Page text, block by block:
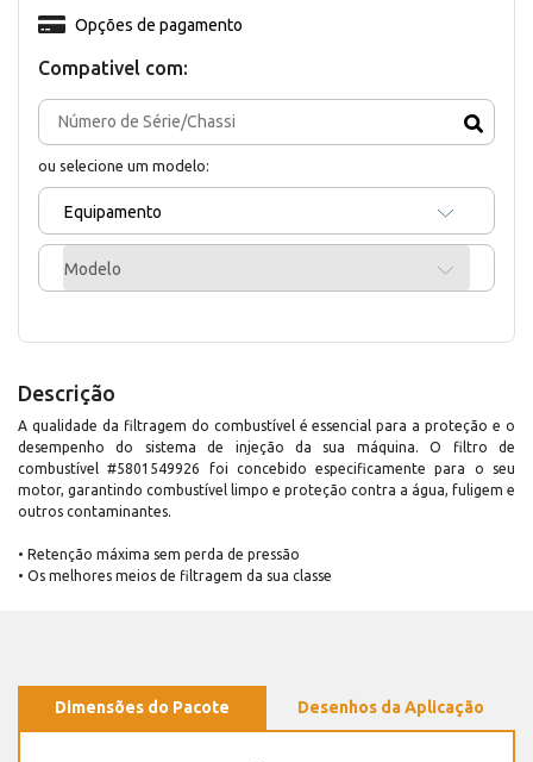
Compativel com:
ou selecione um modelo:
Equipamento
Modelo
Opções de pagamento
Descrição
A qualidade da filtragem do combustível é essencial para a proteção e o
desempenho do sistema de injeção da sua máquina. O filtro de
combustível #5801549926 foi concebido especificamente para o seu
motor, garantindo combustível limpo e proteção contra a água, fuligem e
outros contaminantes.
• Retenção máxima sem perda de pressão
• Os melhores meios de filtragem da sua classe
Dimensões do Pacote Desenhos da Aplicação